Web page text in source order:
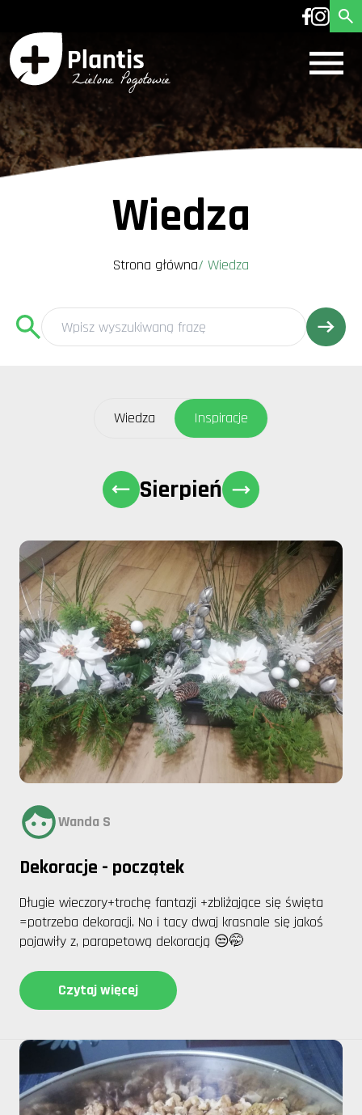
Wiedza
Strona główna/ Wiedza
Wanda S
Dekoracje - początek
Długie wieczory+trochę fantazji +zbliżające się święta
=potrzeba dekoracji. No i tacy dwaj krasnale się jakoś
pojawiły z, parapetową dekoracją 😒🤭
Czytaj więcej
Wiedza Inspiracje
Sierpień